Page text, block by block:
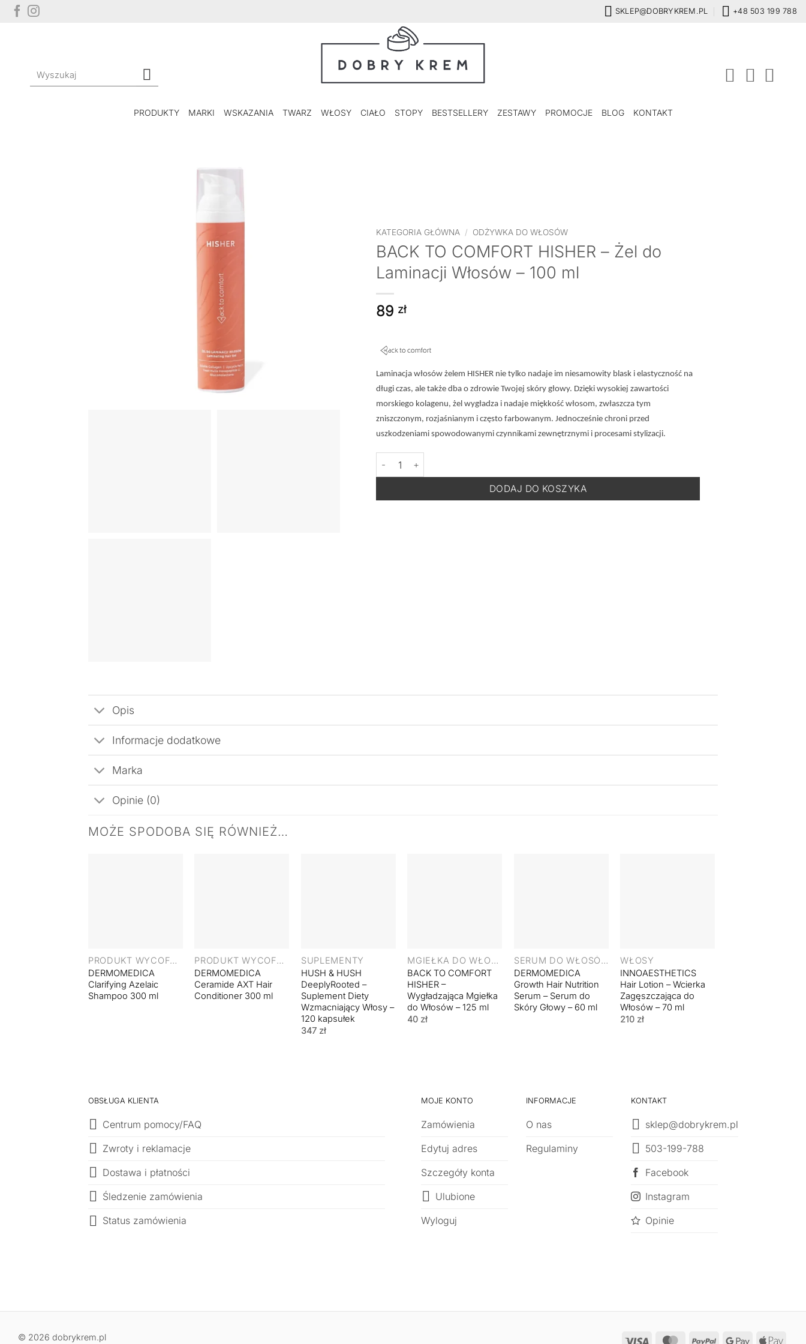
Przewiń
SKLEP@DOBRYKREM.PL +48 503 199 788
Szukaj:
PRODUKTY MARKI WSKAZANIA TWARZ WŁOSY CIAŁO STOPY BESTSELLERY ZESTAWY PROMOCJE BLOG KONTAKT
KATEGORIA GŁÓWNA / ODŻYWKA DO WŁOSÓW
BACK TO COMFORT HISHER – Żel do
Laminacji Włosów – 100 ml
89 zł
Laminacja włosów żelem HISHER nie tylko nadaje im niesamowity blask i elastyczność na
długi czas, ale także dba o zdrowie Twojej skóry głowy. Dzięki wysokiej zawartości
morskiego kolagenu, żel wygładza i nadaje miękkość włosom, zwłaszcza tym
zniszczonym, rozjaśnianym i często farbowanym. Jednocześnie chroni przed
uszkodzeniami spowodowanymi czynnikami zewnętrznymi i procesami stylizacji.
ilość BACK TO COMFORT HISHER - Żel do Laminacji Włosów - 100 ml
DODAJ DO KOSZYKA
Opis
Informacje dodatkowe
Marka
Opinie (0)
MOŻE SPODOBA SIĘ RÓWNIEŻ…
PRODUKT WYCOFANY
DERMOMEDICA
Clarifying Azelaic
Shampoo 300 ml
PRODUKT WYCOFANY
DERMOMEDICA
Ceramide AXT Hair
Conditioner 300 ml
SUPLEMENTY
HUSH & HUSH
DeeplyRooted –
Suplement Diety
Wzmacniający Włosy –
120 kapsułek
347 zł
MGIEŁKA DO WŁOSÓW
BACK TO COMFORT
HISHER –
Wygładzająca Mgiełka
do Włosów – 125 ml
40 zł
SERUM DO WŁOSÓW
DERMOMEDICA
Growth Hair Nutrition
Serum – Serum do
Skóry Głowy – 60 ml
WŁOSY
INNOAESTHETICS
Hair Lotion – Wcierka
Zagęszczająca do
Włosów – 70 ml
210 zł
OBSŁUGA KLIENTA
Centrum pomocy/FAQ
Zwroty i reklamacje
Dostawa i płatności
Śledzenie zamówienia
Status zamówienia
MOJE KONTO
Zamówienia
Edytuj adres
Szczegóły konta
Ulubione
Wyloguj
INFORMACJE
O nas
Regulaminy
KONTAKT
sklep@dobrykrem.pl
503-199-788
Facebook
Instagram
Opinie
© 2026 dobrykrem.pl Visa MasterCard
PayPal Google